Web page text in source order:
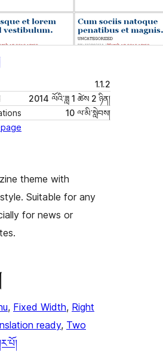
1.1.2
2014 ལོའི་ཟླ 1 ཚེས 2 ཉིན།
10 ལ་མི་སླེབས།
theme with
Suitable for any
for news or
, Fixed Width, Right
ready, Two